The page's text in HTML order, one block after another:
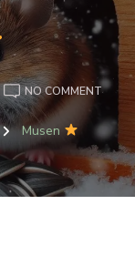
NO COMMENTON
Musen